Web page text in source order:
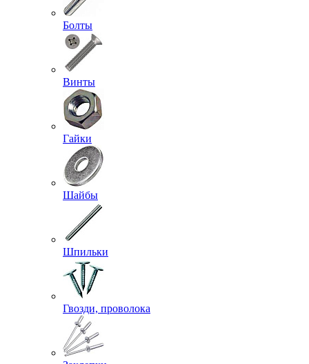
Болты
Винты
Гайки
Шайбы
Шпильки
Гвозди, проволока